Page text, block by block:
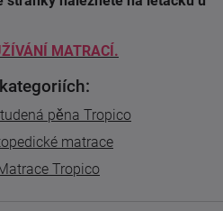
MATRACÍ.
pěna Tropico
matrace
Tropico